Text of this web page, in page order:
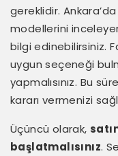
gereklidir.
modellerini
bilgi edinebilirsiniz.
uygun seçeneği
yapmalısınız. Bu
kararı vermenizi
Üçüncü olarak,
başlatmalısınız.